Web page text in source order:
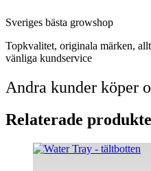
Sveriges bästa growshop
Topkvalitet, originala märken,
vänliga kundservice
Andra kunder köper
Relaterade
Den